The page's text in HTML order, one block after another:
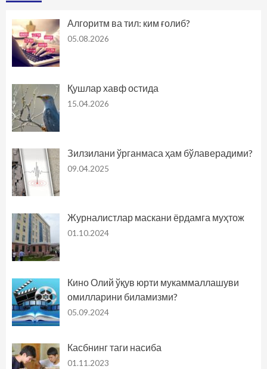
Алгоритм ва тил: ким ғолиб?
05.08.2026
Қушлар хавф остида
15.04.2026
Зилзилани ўрганмаса ҳам бўлаверадими?
09.04.2025
Журналистлар маскани ёрдамга муҳтож
01.10.2024
Кино Олий ўқув юрти мукаммаллашуви
омилларини биламизми?
05.09.2024
Касбнинг таги насиба
01.11.2023